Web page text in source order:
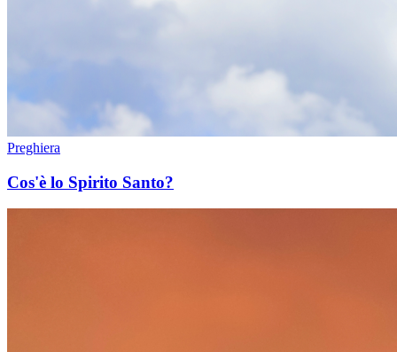
Preghiera
Cos'è lo Spirito Santo?